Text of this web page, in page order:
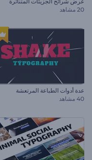
20 مشاهد
عدة أدوات الطباعة المرتعشة
40 مشاهد